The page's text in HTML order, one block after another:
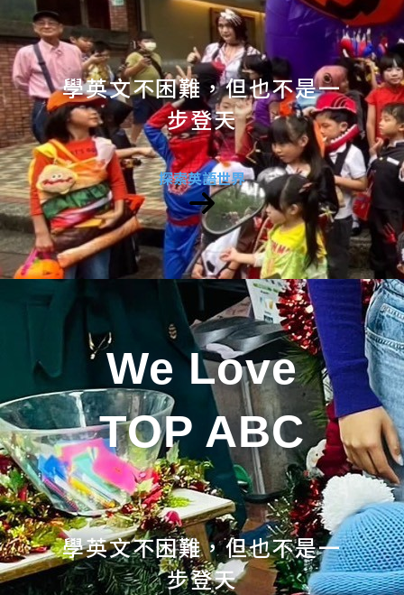
學英文不困難，但也不是一
步登天
探索英語世界
We Love
TOP ABC
學英文不困難，但也不是一
步登天